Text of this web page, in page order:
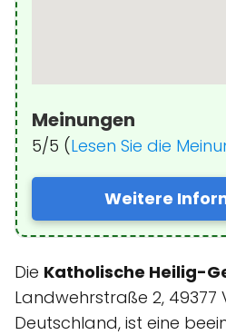
Meinungen
5/5 (Lesen Sie die
Weitere
Die Katholische Heilig-
Landwehrstraße 2, 49377
Deutschland, ist eine